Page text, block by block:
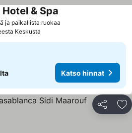
ja paikallista ruokaa
& Spa
Keskusta
Katso hinnat
Jaa